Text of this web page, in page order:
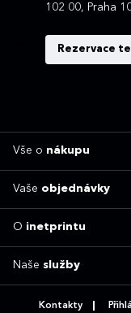
102 00, Praha
Rezervace
Vše o nákupu
Vaše objednávky
O inetprintu
Naše služby
Kontakty